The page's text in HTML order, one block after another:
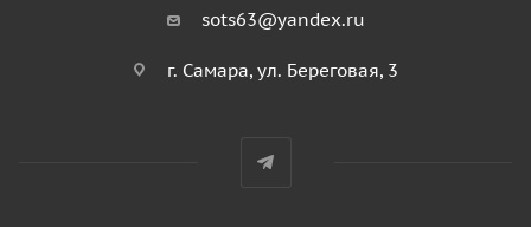
sots63@yandex.ru
г. Самара, ул. Береговая, 3